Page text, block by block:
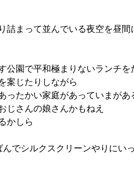
詰まって並んでいる夜空を昼間
公園で平和極まりないランチを
案じたりしながら
ったかい家庭があっていまがあ
じさんの娘さんかもねえ
かしら
でシルクスクリーンやりにい